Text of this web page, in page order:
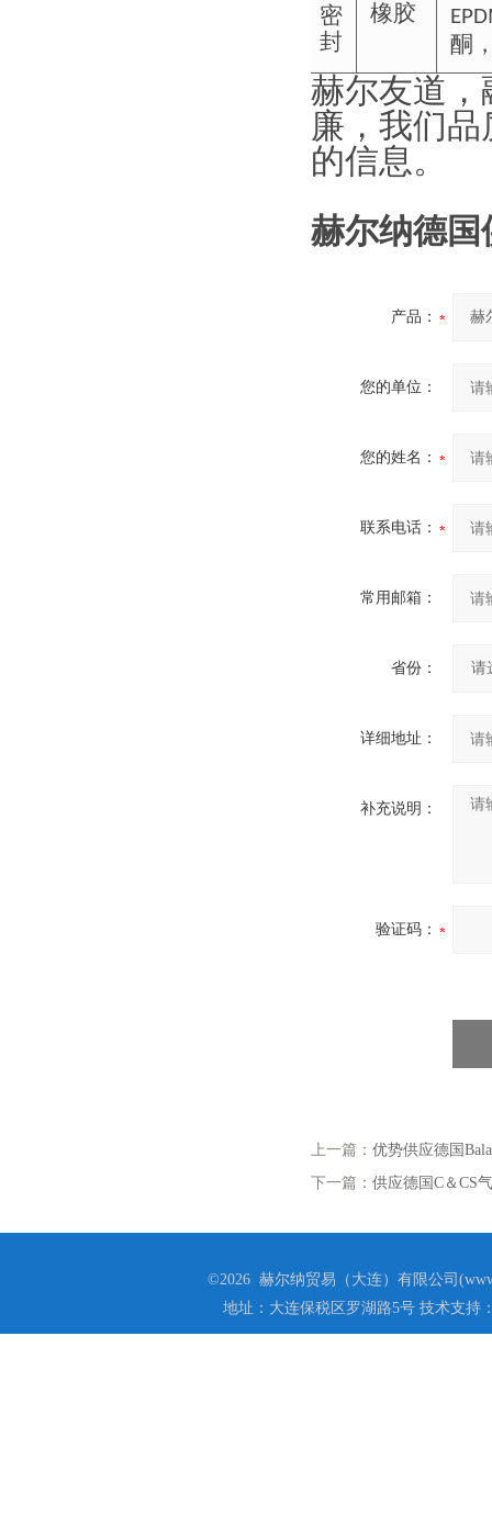
密
封
橡胶
酮
赫尔友道，
廉，我们品
的信息。
赫尔纳德国
产品：
您的单位：
您的姓名：
联系电话：
常用邮箱：
省份：
详细地址：
补充说明：
验证码：
上一篇： 优势供应德国
下一篇： 供应德国C＆CS
©2026 赫尔纳贸易（大连）有限公司
地址：大连保税区罗湖路5号 技术支持